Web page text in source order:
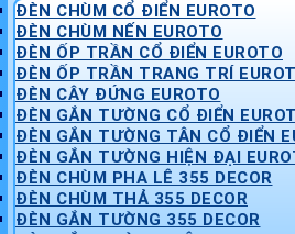
ĐÈN CHÙM CỔ ĐIỂN EUROTO
ĐÈN CHÙM NẾN EUROTO
ĐÈN ỐP TRẦN CỔ ĐIỂN EUROTO
ĐÈN ỐP TRẦN TRANG TRÍ
ĐÈN CÂY ĐỨNG EUROTO
ĐÈN GẮN TƯỜNG CỔ ĐIỂN
ĐÈN GẮN TƯỜNG TÂN CỔ ĐIỂN
ĐÈN GẮN TƯỜNG HIỆN ĐẠI
ĐÈN CHÙM PHA LÊ 355 DECOR
ĐÈN CHÙM THẢ 355 DECOR
ĐÈN GẮN TƯỜNG 355 DECOR